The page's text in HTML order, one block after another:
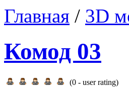
Главная / 3D
Комод 03
(0 - user rating)